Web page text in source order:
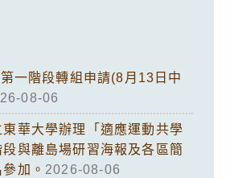
一階段轉組申請(8月13日中
08-06
華大學辦理「適應運動共學
與離島場研習海報及各區簡
加。 2026-08-06